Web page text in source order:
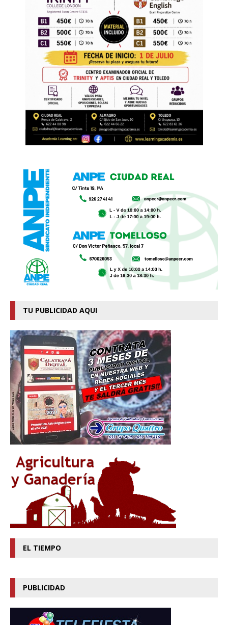
TU PUBLICIDAD AQUI
EL TIEMPO
PUBLICIDAD